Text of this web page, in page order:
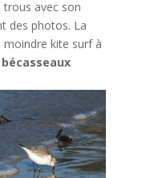
trous avec son
des photos. La
moindre kite surf à
bécasseaux